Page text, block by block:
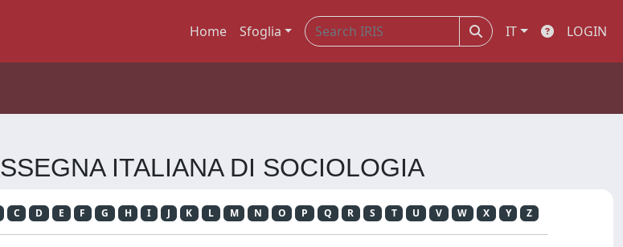
Home Sfoglia IT LOGIN
ITALIANA DI SOCIOLOGIA
C D E F G H I J K L M N O P Q R S T U V W X Y Z